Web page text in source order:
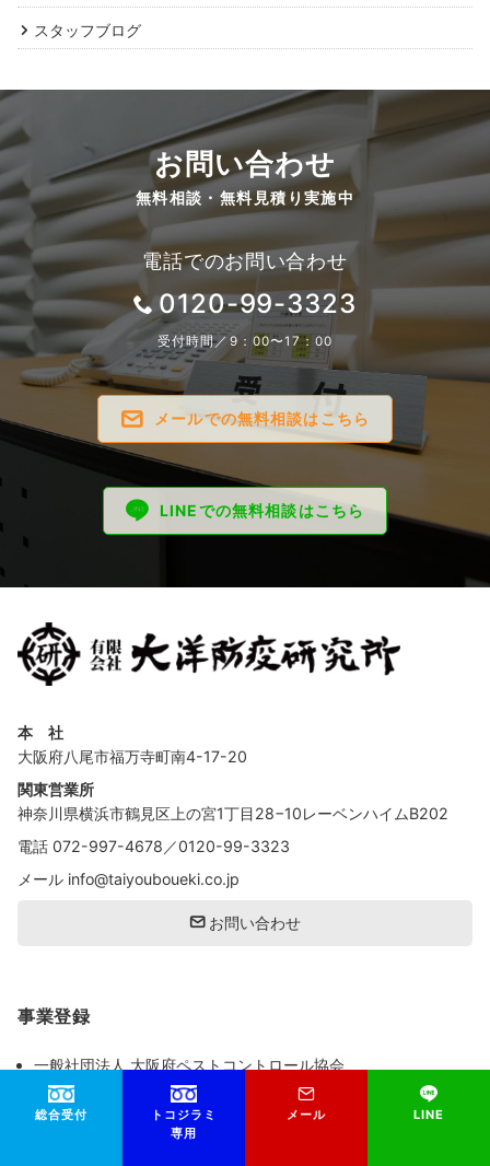
スタッフブログ
お問い合わせ
無料相談・無料見積り実施中
電話でのお問い合わせ
0120-99-3323
受付時間／9：00〜17：00
メールでの無料相談はこちら
LINEでの無料相談はこちら
本 社
大阪府八尾市福万寺町南4-17-20
関東営業所
神奈川県横浜市鶴見区上の宮1丁目28−10レーベンハイムB202
電話 072-997-4678 ／0120-99-3323
メール info@taiyouboueki.co.jp
お問い合わせ
事業登録
一般社団法人 大阪府ペストコントロール協会
建築物ねずみこん虫等防除業
登録番号 大阪府28ね 第9-29
公益社団法人日本しろあり対策協会
総合受付
トコジラミ
専用
メール LINE